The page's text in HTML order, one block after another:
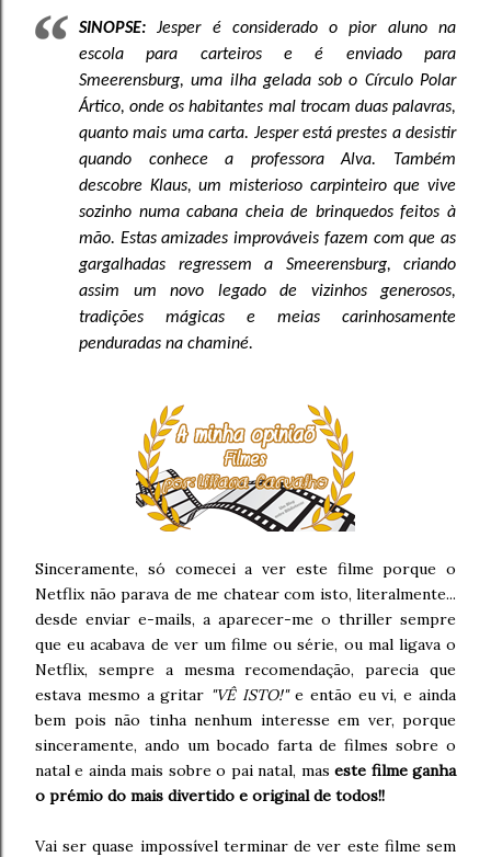
SINOPSE: Jesper é considerado o pior aluno na
escola para carteiros e é enviado para
Smeerensburg, uma ilha gelada sob o Círculo Polar
Ártico, onde os habitantes mal trocam duas palavras,
quanto mais uma carta. Jesper está prestes a desistir
quando conhece a professora Alva. Também
descobre Klaus, um misterioso carpinteiro que vive
sozinho numa cabana cheia de brinquedos feitos à
mão. Estas amizades improváveis fazem com que as
gargalhadas regressem a Smeerensburg, criando
assim um novo legado de vizinhos generosos,
tradições mágicas e meias carinhosamente
penduradas na chaminé.
Sinceramente, só comecei a ver este filme porque o
Netflix não parava de me chatear com isto, literalmente...
desde enviar e-mails, a aparecer-me o thriller sempre
que eu acabava de ver um filme ou série, ou mal ligava o
Netflix, sempre a mesma recomendação, parecia que
estava mesmo a gritar "VÊ ISTO!" e então eu vi, e ainda
bem pois não tinha nenhum interesse em ver, porque
sinceramente, ando um bocado farta de filmes sobre o
natal e ainda mais sobre o pai natal, maseste filme ganha
o prémio do mais divertido e original de todos!!
Vai ser quase impossível terminar de ver este filme sem